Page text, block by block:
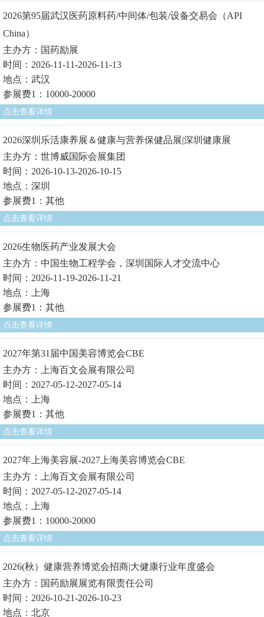
2026第95届武汉医药原料药/中间体/包装/设备交易会（API
China）
主办方：国药励展
时间：2026-11-11-2026-11-13
地点：武汉
参展费1：10000-20000
点击查看详情
2026深圳乐活康养展＆健康与营养保健品展|深圳健康展
主办方：世博威国际会展集团
时间：2026-10-13-2026-10-15
地点：深圳
参展费1：其他
点击查看详情
2026生物医药产业发展大会
主办方：中国生物工程学会，深圳国际人才交流中心
时间：2026-11-19-2026-11-21
地点：上海
参展费1：其他
点击查看详情
2027年第31届中国美容博览会CBE
主办方：上海百文会展有限公司
时间：2027-05-12-2027-05-14
地点：上海
参展费1：其他
点击查看详情
2027年上海美容展-2027上海美容博览会CBE
主办方：上海百文会展有限公司
时间：2027-05-12-2027-05-14
地点：上海
参展费1：10000-20000
点击查看详情
2026(秋）健康营养博览会招商|大健康行业年度盛会
主办方：国药励展展览有限责任公司
时间：2026-10-21-2026-10-23
地点：北京